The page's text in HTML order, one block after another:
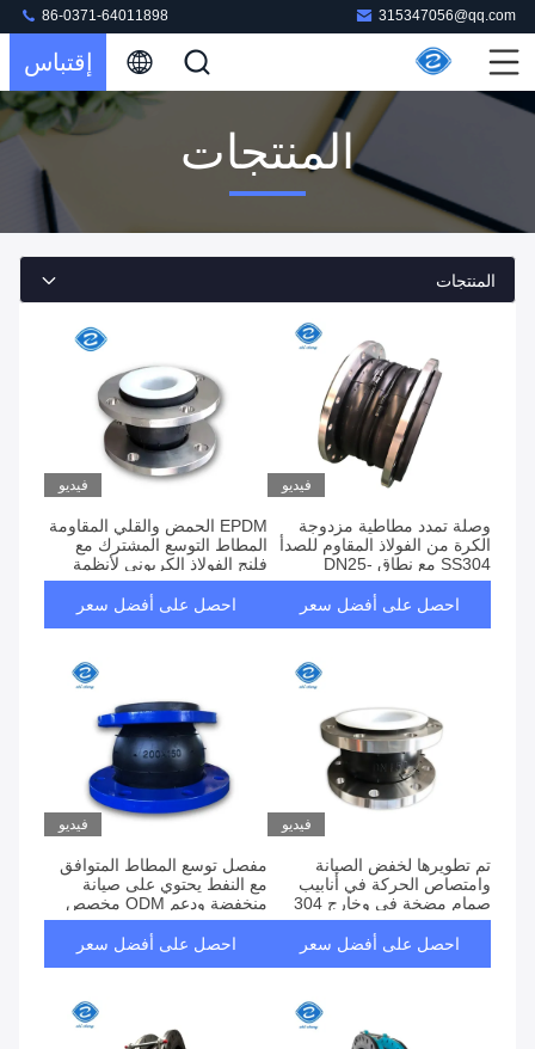
315347056@qq.com
86-0371-64011898
إقتباس
المنتجات
المنتجات
فيديو
وصلة تمدد مطاطية مزدوجة
الكرة من الفولاذ المقاوم للصدأ
SS304 مع نطاق DN25-
DN2000 لتوصيل الأنابيب المرنة
احصل على أفضل سعر
فيديو
EPDM الحمض والقلي المقاومة
المطاط التوسع المشترك مع
فلنج الفولاذ الكربوني لأنظمة
الأنابيب DN25-DN3000
احصل على أفضل سعر
فيديو
تم تطويرها لخفض الصيانة
وامتصاص الحركة في أنابيب
صمام مضخة في وخارج 304
الفولاذ المقاوم للصدأ المكسوة
PTFE مرنةاحصل على أفضل سعر
فيديو
مفصل توسع المطاط المتوافق
مع النفط يحتوي على صيانة
منخفضة ودعم ODM مخصص
لأنظمة أنابيب دائمة
احصل على أفضل سعر